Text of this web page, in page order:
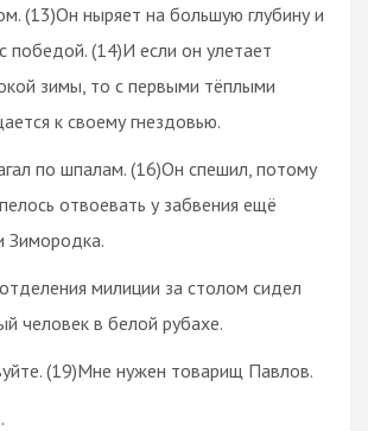
(13)Он ныряет на большую глубину и
победой. (14)И если он улетает
зимы, то с первыми тёплыми
к своему гнездовью.
по шпалам. (16)Он спешил, потому
отвоевать у забвения ещё
Зимородка.
милиции за столом сидел
человек в белой рубахе.
(19)Мне нужен товарищ Павлов.